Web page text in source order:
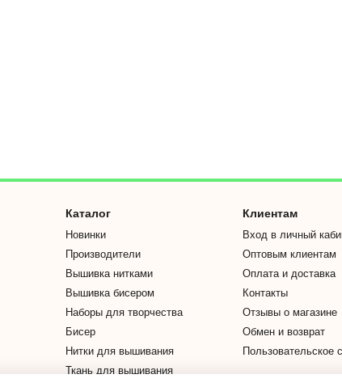
Каталог
Новинки
Производители
Вышивка нитками
Вышивка бисером
Наборы для творчества
Бисер
Нитки для вышивания
Ткань для вышивания
Клиентам
Вход в личный
Оптовым клиентам
Оплата и доставка
Контакты
Отзывы о магазине
Обмен и возврат
Пользовательское